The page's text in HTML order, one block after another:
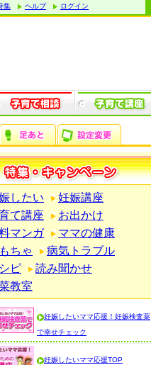
集 ヘルプ ログイン
したい
妊娠講座
て講座
お出かけ
マンガ
ママの健康
ちゃ
病気トラブル
ピ
読み聞かせ
教室
妊娠したいママ応援！妊娠検査薬
で幸せチェック
妊娠したいママ応援TOP